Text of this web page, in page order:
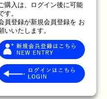
ご購入は、ログイン後に可能
す。
員登録が新規会員登録を お
いいたします。